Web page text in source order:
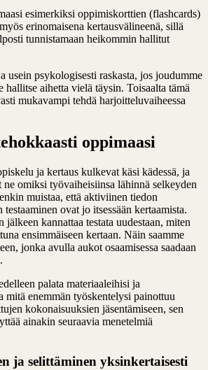
esimerkiksi oppimiskorttien (flashcards)
erinomaisena kertausvälineenä, sillä
tunnistamaan heikommin hallitut
usein psykologisesti raskasta, jos joudumme
hallitse aihetta vielä täysin. Toisaalta tämä
mukavampi tehdä harjoitteluvaiheessa
oppimaasi
ja kertaus kulkevat käsi kädessä, ja
ne omiksi työvaiheisiinsa lähinnä selkeyden
muistaa, että aktiviinen tiedon
ovat jo itsessään kertaamista.
jälkeen kannattaa testata uudestaan, miten
ensimmäiseen kertaan. Näin saamme
jonka avulla aukot osaamisessa saadaan
palata materiaaleihisi ja
mitä enemmän työskentelysi painottuu
kokonaisuuksien jäsentämiseen, sen
ainakin seuraavia menetelmiä
ja selittäminen yksinkertaisesti